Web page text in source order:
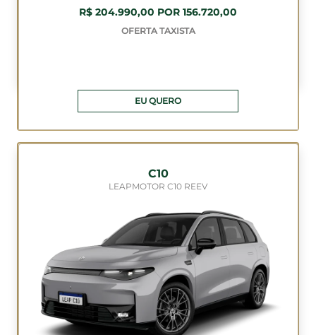
R$ 204.990,00 POR 156.720,00
OFERTA TAXISTA
EU QUERO
C10
LEAPMOTOR C10 REEV